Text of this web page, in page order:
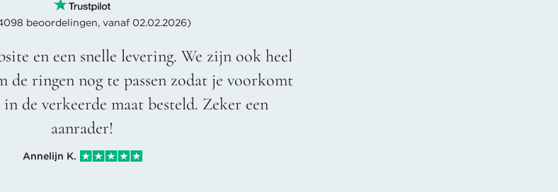
beoordelingen, vanaf 02.02.2026)
en een snelle levering. We zijn ook heel
de ringen nog te passen zodat je voorkomt
de verkeerde maat besteld. Zeker een
aanrader!
Annelijn K.